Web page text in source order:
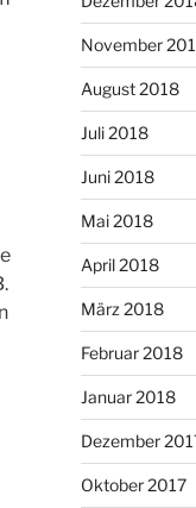
November
August 2018
Juli 2018
Juni 2018
Mai 2018
April 2018
März 2018
Februar 2018
Januar 2018
Dezember
Oktober 2017